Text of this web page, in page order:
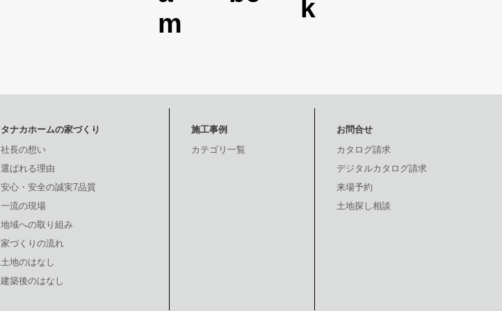
タナカホームの家づくり
社長の想い
選ばれる理由
安心・安全の誠実7品質
一流の現場
地域への取り組み
家づくりの流れ
土地のはなし
建築後のはなし
施工事例
カテゴリ一覧
お問合せ
カタログ請求
デジタルカタログ請求
来場予約
土地探し相談